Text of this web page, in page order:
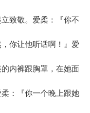
致敬。爱柔：『你不
你让他听话啊！』爱
内裤跟胸罩，在她面
：『你一个晚上跟她